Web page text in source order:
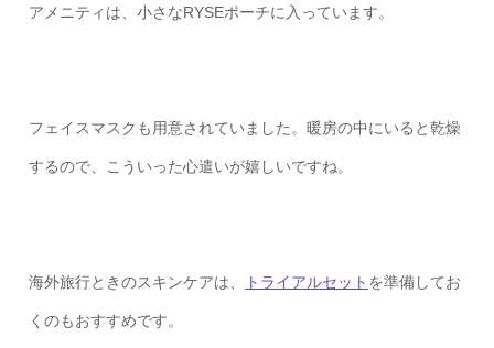
アメニティは、小さなRYSEポーチに入っています。
フェイスマスクも用意されていました。暖房の中にいると乾燥
するので、こういった心遣いが嬉しいですね。
海外旅行ときのスキンケアは、 トライアルセット を準備してお
くのもおすすめです。